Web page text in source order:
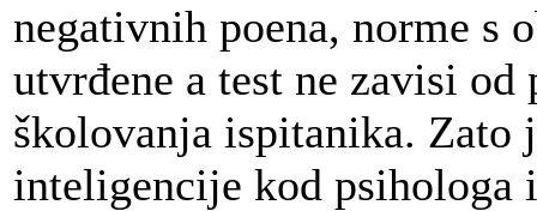
negativnih poena, norme s
utvrđene a test ne zavisi od
školovanja ispitanika. Zato
inteligencije kod